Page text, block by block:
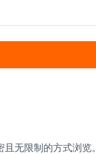
无限制的方式浏览。